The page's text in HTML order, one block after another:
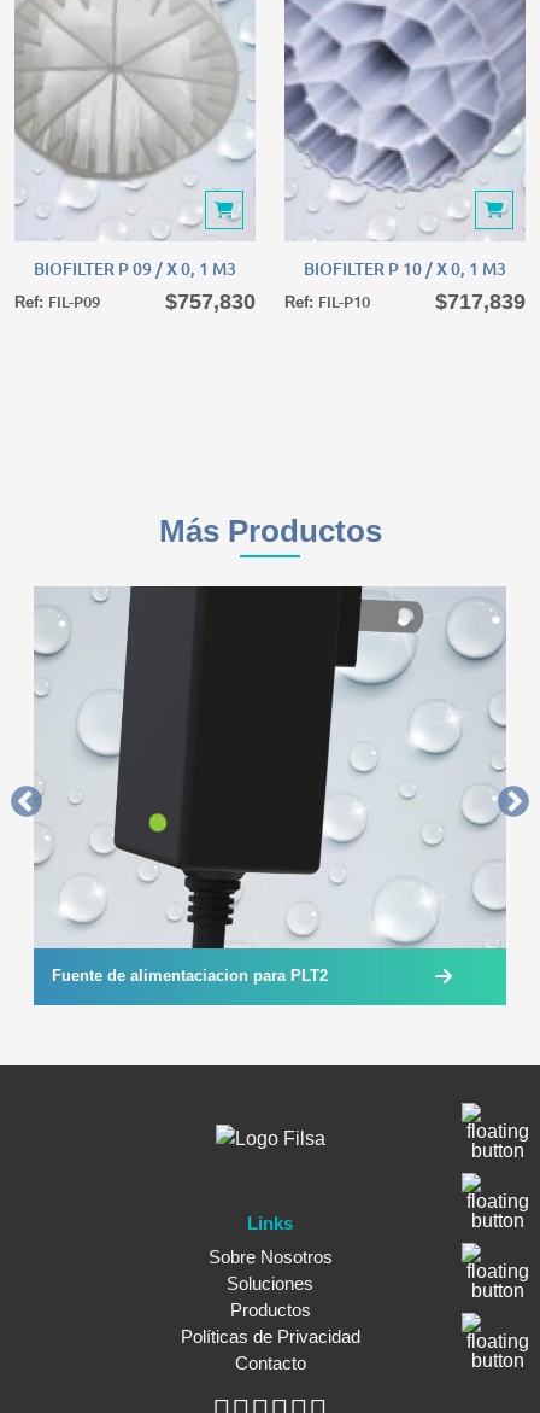
BIOFILTER P 09 / X 0, 1 M3
Ref: FIL-P09 $757,830
BIOFILTER P 10 / X 0, 1 M3
Ref: FIL-P10 $717,839
Más Productos
Fuente de alimentaciacion para PLT2
Links
Sobre Nosotros
Soluciones
Productos
Políticas de Privacidad
Contacto